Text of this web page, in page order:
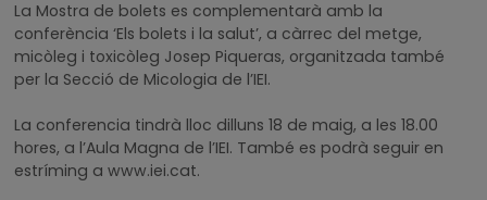
La Mostra de bolets es complementarà amb la
conferència ‘Els bolets i la salut’, a càrrec del metge,
micòleg i toxicòleg Josep Piqueras, organitzada també
per la Secció de Micologia de l’IEI.
La conferencia tindrà lloc dilluns 18 de maig, a les 18.00
hores, a l’Aula Magna de l’IEI. També es podrà seguir en
estríming a www.iei.cat.